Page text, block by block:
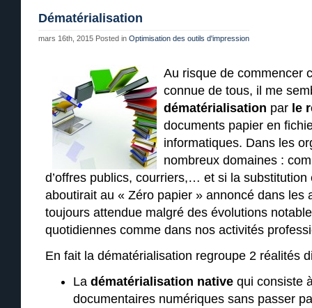
Dématérialisation
mars 16th, 2015 Posted in Optimisation des outils d'impression
Au risque de commencer
connue de tous, il me
dématérialisation par le
documents papier en
informatiques. Dans les
nombreux domaines :
d’offres publics, courriers,… et si la substitution
aboutirait au « Zéro papier » annoncé dans les
toujours attendue malgré des évolutions
quotidiennes comme dans nos activités
En fait la dématérialisation regroupe 2 réalités
La dématérialisation native qui consiste
documentaires numériques sans passer